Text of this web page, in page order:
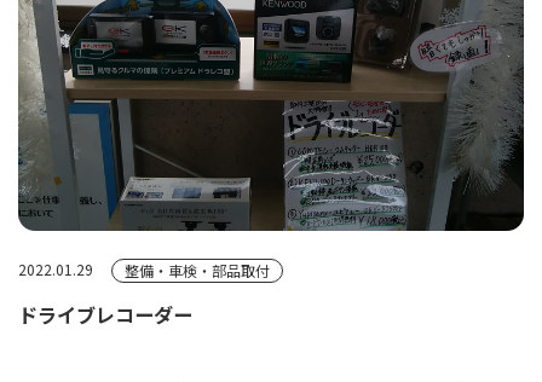
2022.01.29 整備・車検・部品取付
ドライブレコーダー